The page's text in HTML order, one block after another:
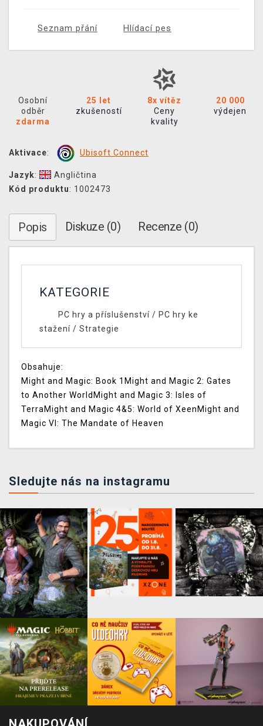
Seznam přání Hlídací pes
Osobní
odběr
zdarma
25 let
zkušeností
8x vítěz
Ceny
kvality
20 000
výdejen
Aktivace: Ubisoft Connect
Jazyk:
Angličtina
Kód produktu: 1002473
Popis Diskuze (0) Recenze (0)
KATEGORIE
PC hry a příslušenství/ PC hry ke
stažení / Strategie
Obsahuje:
Might and Magic: Book 1Might and Magic 2: Gates
to Another WorldMight and Magic 3: Isles of
TerraMight and Magic 4&5: World of XeenMight and
Magic VI: The Mandate of Heaven
Sledujte nás na instagramu